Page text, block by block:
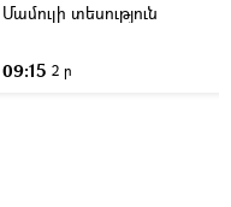
Մամուլի տեսություն
09:15 2 ր